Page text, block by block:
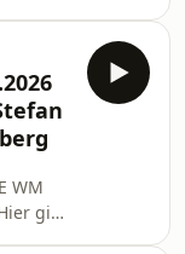
2x
WM
gibt